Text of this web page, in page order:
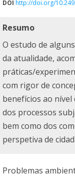
DOI http://doi.org/
Resumo
O estudo de
da atualidade,
práticas/
com rigor de
benefícios ao nível
dos processos
bem como dos
perspetiva de
Problemas